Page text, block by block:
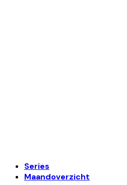
Series
Maandoverzicht